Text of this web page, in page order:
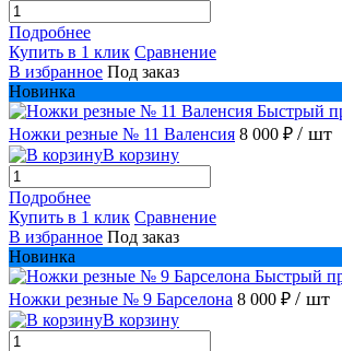
Подробнее
Купить в 1 клик Сравнение
В избранное Под заказ
Новинка
Быстрый
Ножки резные № 11 Валенсия 8 000 ₽ / шт
В корзину
Подробнее
Купить в 1 клик Сравнение
В избранное Под заказ
Новинка
Быстрый
Ножки резные № 9 Барселона 8 000 ₽ / шт
В корзину